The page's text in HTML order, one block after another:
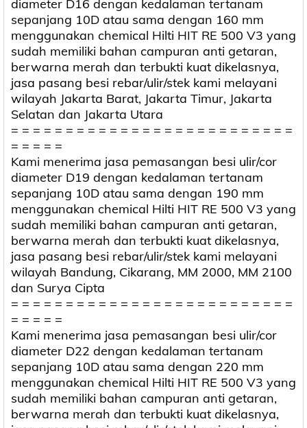
diameter D16 dengan kedalaman tertanam
sepanjang 10D atau sama dengan 160 mm
menggunakan chemical Hilti HIT RE 500 V3 yang
sudah memiliki bahan campuran anti getaran,
berwarna merah dan terbukti kuat dikelasnya,
jasa pasang besi rebar/ulir/stek kami melayani
wilayah Jakarta Barat, Jakarta Timur, Jakarta
Selatan dan Jakarta Utara
= = = = = = = = = = = = = = = = = = = = = = = = = =
= = = = =
Kami menerima jasa pemasangan besi ulir/cor
diameter D19 dengan kedalaman tertanam
sepanjang 10D atau sama dengan 190 mm
menggunakan chemical Hilti HIT RE 500 V3 yang
sudah memiliki bahan campuran anti getaran,
berwarna merah dan terbukti kuat dikelasnya,
jasa pasang besi rebar/ulir/stek kami melayani
wilayah Bandung, Cikarang, MM 2000, MM 2100
dan Surya Cipta
= = = = = = = = = = = = = = = = = = = = = = = = = =
= = = = =
Kami menerima jasa pemasangan besi ulir/cor
diameter D22 dengan kedalaman tertanam
sepanjang 10D atau sama dengan 220 mm
menggunakan chemical Hilti HIT RE 500 V3 yang
sudah memiliki bahan campuran anti getaran,
berwarna merah dan terbukti kuat dikelasnya,